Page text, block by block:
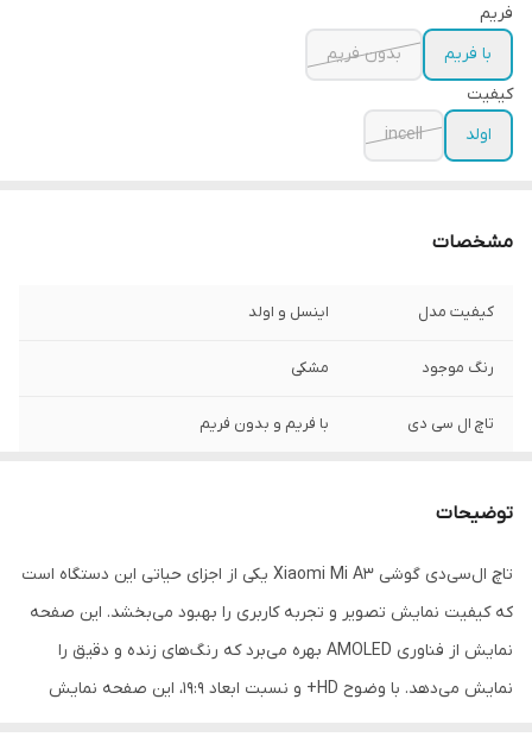
فریم
با فریم
بدون فریم
کیفیت
اولد
incell
مشخصات
کیفیت مدل اینسل و اولد
رنگ موجود مشکی
تاچ ال سی دی با فریم و بدون فریم
توضیحات
تاچ ال‌سی‌دی گوشی Xiaomi Mi A3 یکی از اجزای حیاتی این دستگاه است
که کیفیت نمایش تصویر و تجربه کاربری را بهبود می‌بخشد. این صفحه
نمایش از فناوری AMOLED بهره می‌برد که رنگ‌های زنده و دقیق را
نمایش می‌دهد. با وضوح HD+ و نسبت ابعاد 19:9، این صفحه نمایش